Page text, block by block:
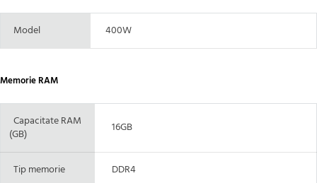
Model 400W
Memorie RAM
Capacitate RAM
(GB)
16GB
Tip memorie DDR4